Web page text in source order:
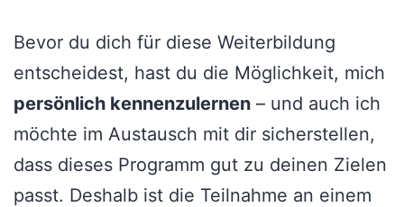
Bevor du dich für diese Weiterbildung
entscheidest, hast du die Möglichkeit, mich
persönlich kennenzulernen – und auch ich
möchte im Austausch mit dir sicherstellen,
dass dieses Programm gut zu deinen Zielen
passt. Deshalb ist die Teilnahme an einem